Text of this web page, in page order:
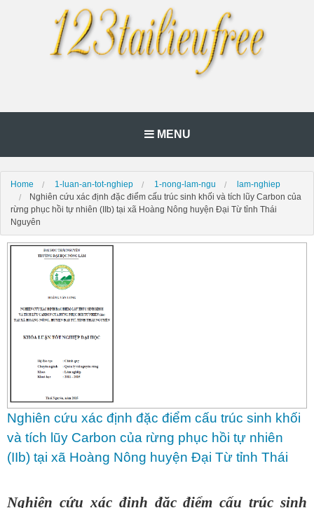
MENU
Home 1-luan-an-tot-nghiep 1-nong-lam-ngu
lam-nghiep
Nghiên cứu xác định đặc điểm cấu trúc sinh khối và tích lũy Carbon của
rừng phục hồi tự nhiên (IIb) tại xã Hoàng Nông huyện Đại Từ tỉnh Thái
Nguyên
Nghiên cứu xác định đặc điểm cấu trúc sinh khối
và tích lũy Carbon của rừng phục hồi tự nhiên
(IIb) tại xã Hoàng Nông huyện Đại Từ tỉnh Thái
Nghiên cứu xác định đặc điểm cấu trúc sinh